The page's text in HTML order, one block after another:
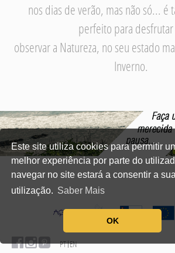
Este site utiliza cookies para permitir
melhor experiência por parte do
navegar no site estará a consentir a sua
utilização. Saber Mais
OK
nos dias de verão, mas não só... é
perfeito para
observar a Natureza, no seu estado
Inverno.
PT EN